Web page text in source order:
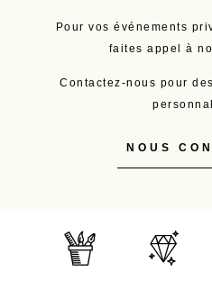
Pour vos événements
faites appel à
Contactez-nous pour
NOUS